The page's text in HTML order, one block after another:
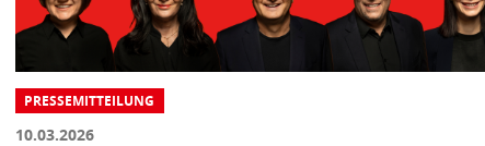
PRESSEMITTEILUNG
10.03.2026